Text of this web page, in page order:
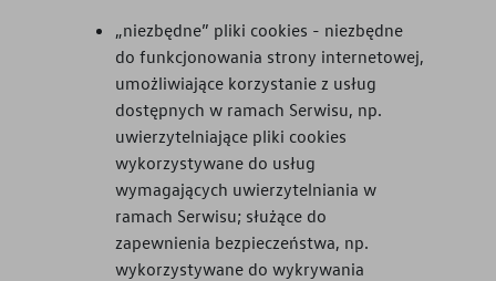
„niezbędne” pliki cookies - niezbędne
do funkcjonowania strony internetowej,
umożliwiające korzystanie z usług
dostępnych w ramach Serwisu, np.
uwierzytelniające pliki cookies
wykorzystywane do usług
wymagających uwierzytelniania w
ramach Serwisu; służące do
zapewnienia bezpieczeństwa, np.
wykorzystywane do wykrywania